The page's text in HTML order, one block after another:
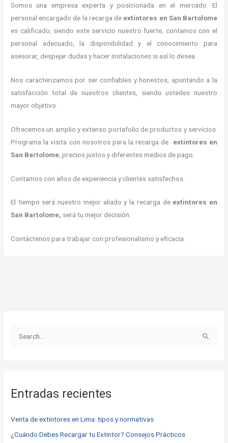
Somos una empresa experta y posicionada en el mercado. El
personal encargado de la recarga de extintores en San Bartolome
es calificado, siendo este servicio nuestro fuerte, contamos con el
personal adecuado, la disponibilidad y el conocimiento para
asesorar, despejar dudas y hacer instalaciones si así lo desea.
Nos caracterizamos por ser confiables y honestos, apuntando a la
satisfacción total de nuestros clientes, siendo ustedes nuestro
mayor objetivo.
Ofrecemos un amplio y extenso portafolio de productos y servicios.
Programa la visita con nosotros para la recarga de extintores en
San Bartolome , precios justos y diferentes medios de pago.
Contamos con años de experiencia y clientes satisfechos.
El tiempo será nuestro mejor aliado y la recarga de extintores en
San Bartolome, será tu mejor decisión.
Contáctenos para trabajar con profesionalismo y eficacia.
a
p
o
Entradas recientes
Venta de extintores en Lima: tipos y normativas
¿Cuándo Debes Recargar tu Extintor? Consejos Prácticos